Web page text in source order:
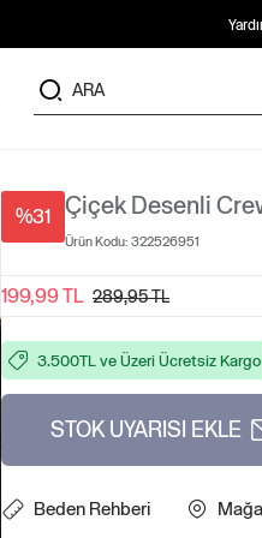
%31 Çiçek Desenli
Ürün Kodu: 322526951
199,99 TL 289,95 TL
3.500TL ve Üzeri Ücretsiz Kargo
STOK UYARISI EKLE
Beden Rehberi